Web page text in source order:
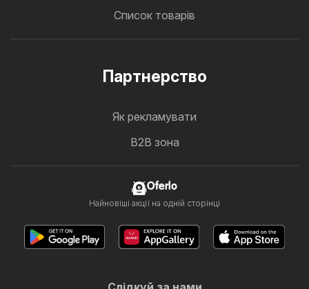
Список товарів
Партнерство
Як рекламувати
B2B зона
Oferlo
Найновіші акції на одній сторінці